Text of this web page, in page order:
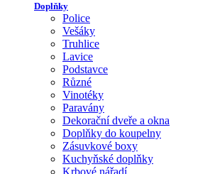
Doplňky
Police
Vešáky
Truhlice
Lavice
Podstavce
Různé
Vinotéky
Paravány
Dekorační dveře a okna
Doplňky do koupelny
Zásuvkové boxy
Kuchyňské doplňky
Krbové nářadí